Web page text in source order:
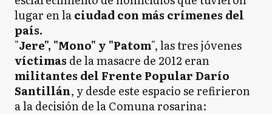
lugar en laciudad con más crímenes del
país.
"Jere", "Mono" y "Patom", las tres jóvenes
víctimas de la masacre de 2012 eran
militantes del Frente Popular Darío
Santillán, y desde este espacio se refirieron
a la decisión de la Comuna rosarina: